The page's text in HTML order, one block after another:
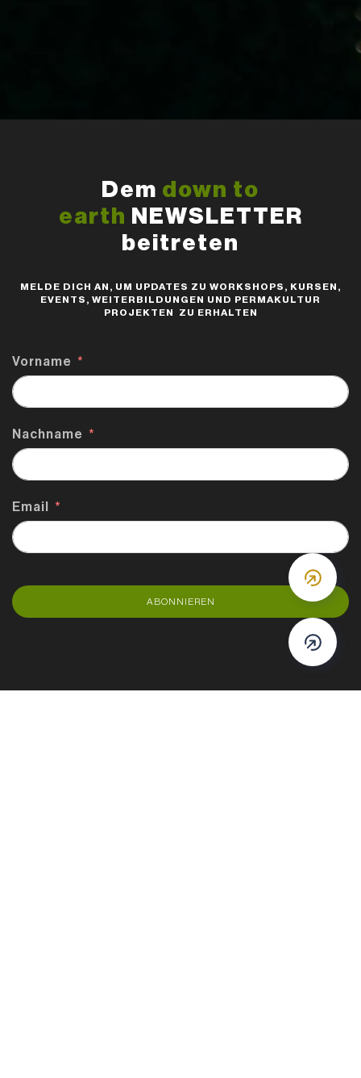
Dem down to
earth NEWSLETTER
beitreten
MELDE DICH AN, UM UPDATES ZU WORKSHOPS, KURSEN,
EVENTS, WEITERBILDUNGEN UND PERMAKULTUR
PROJEKTEN ZU ERHALTEN
Vorname
Nachname
Email
ABONNIEREN